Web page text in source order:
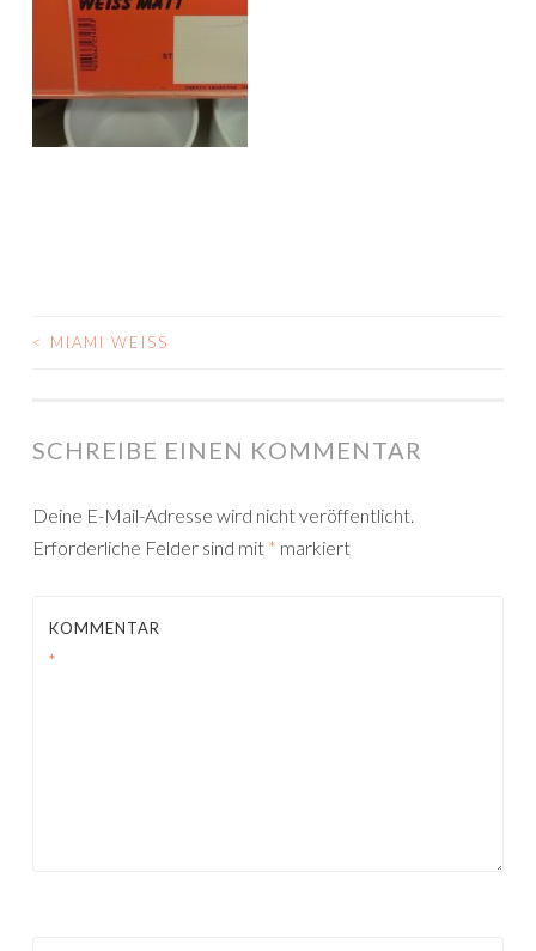
BEITRAGS-
< MIAMI WEISS
SCHREIBE EINEN KOMMENTAR
Deine E-Mail-Adresse wird nicht veröffentlicht.
Erforderliche Felder sind mit * markiert
KOMMENTAR
*